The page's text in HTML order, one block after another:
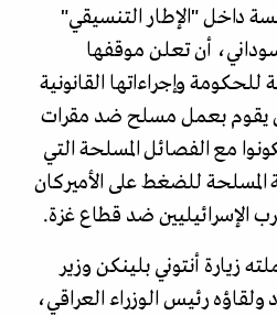
داخل "الإطار التنسيقي"
أن تعلن موقفها
وإجراءاتها القانونية
يقوم بعمل مسلح ضد مقرات
مع الفصائل المسلحة التي
المسلحة للضغط على الأميركان
الإسرائيليين ضد قطاع غزة.
زيارة أنتوني بلينكن وزير
ولقاؤه رئيس الوزراء العراقي،